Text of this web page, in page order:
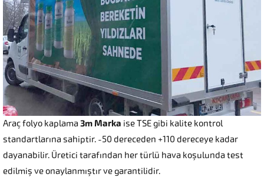
Araç folyo kaplama3m Marka ise TSE gibi kalite kontrol
standartlarına sahiptir. -50 dereceden +110 dereceye kadar
dayanabilir. Üretici tarafından her türlü hava koşulunda test
edilmiş ve onaylanmıştır ve garantilidir.